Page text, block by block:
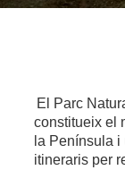
El Parc
constitueix el
la Península
itineraris per